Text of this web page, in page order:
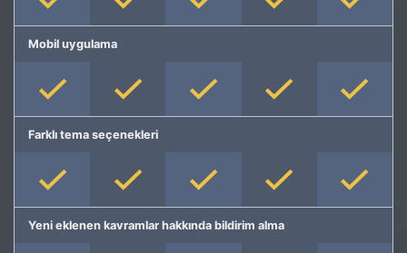
Mobil uygulama
Farklı tema seçenekleri
Yeni eklenen kavramlar hakkında bildirim alma